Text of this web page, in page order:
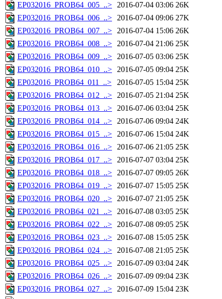
EP032016_PROB64_005_..> 2016-07-04 03:06 26K
EP032016_PROB64_006_..> 2016-07-04 09:06 27K
EP032016_PROB64_007_..> 2016-07-04 15:06 26K
EP032016_PROB64_008_..> 2016-07-04 21:06 25K
EP032016_PROB64_009_..> 2016-07-05 03:06 25K
EP032016_PROB64_010_..> 2016-07-05 09:04 25K
EP032016_PROB64_011_..>
2016-07-05 15:04 25K
EP032016_PROB64_012_..> 2016-07-05 21:04 25K
EP032016_PROB64_013_..> 2016-07-06 03:04 25K
EP032016_PROB64_014_..> 2016-07-06 09:04 24K
EP032016_PROB64_015_..> 2016-07-06 15:04 24K
EP032016_PROB64_016_..> 2016-07-06 21:05 25K
EP032016_PROB64_017_..> 2016-07-07 03:04 25K
EP032016_PROB64_018_..> 2016-07-07 09:05 26K
EP032016_PROB64_019_..> 2016-07-07 15:05 25K
EP032016_PROB64_020_..> 2016-07-07 21:05 25K
EP032016_PROB64_021_..> 2016-07-08 03:05 25K
EP032016_PROB64_022_..> 2016-07-08 09:05 25K
EP032016_PROB64_023_..> 2016-07-08 15:05 25K
EP032016_PROB64_024_..> 2016-07-08 21:05 25K
EP032016_PROB64_025_..> 2016-07-09 03:04 24K
EP032016_PROB64_026_..> 2016-07-09 09:04 23K
EP032016_PROB64_027_..> 2016-07-09 15:04 23K